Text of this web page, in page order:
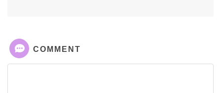
COMMENT